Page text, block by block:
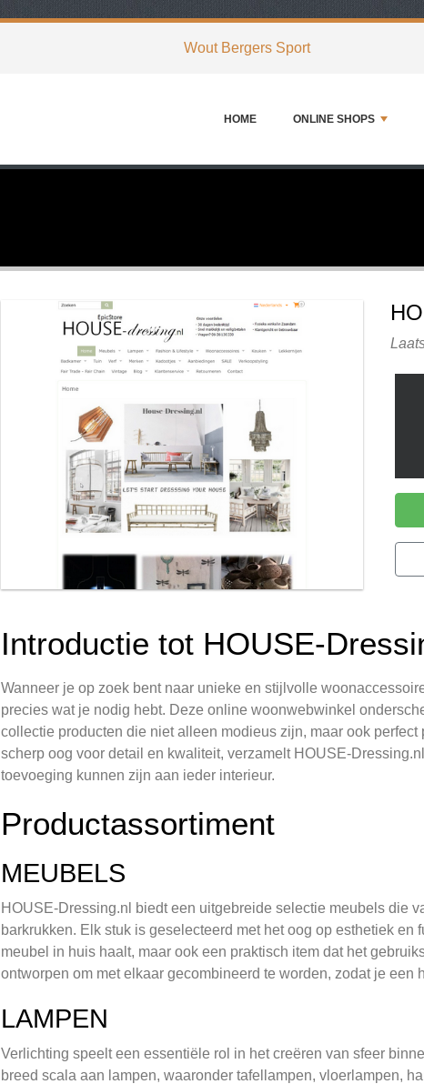
Wout Bergers Sport
HOME ONLINE SHOPS
Introductie tot HOUSE-
Wanneer je op zoek bent naar unieke en stijlvolle
precies wat je nodig hebt. Deze online woonwebwinkel
collectie producten die niet alleen modieus zijn, maar ook
scherp oog voor detail en kwaliteit, verzamelt HOUSE-
toevoeging kunnen zijn aan ieder interieur.
Productassortiment
MEUBELS
HOUSE-Dressing.nl biedt een uitgebreide selectie meubels die
barkrukken. Elk stuk is geselecteerd met het oog op esthetiek
meubel in huis haalt, maar ook een praktisch item dat het
ontworpen om met elkaar gecombineerd te worden, zodat je een
LAMPEN
Verlichting speelt een essentiële rol in het creëren van sfeer
breed scala aan lampen, waaronder tafellampen, vloerlampen,